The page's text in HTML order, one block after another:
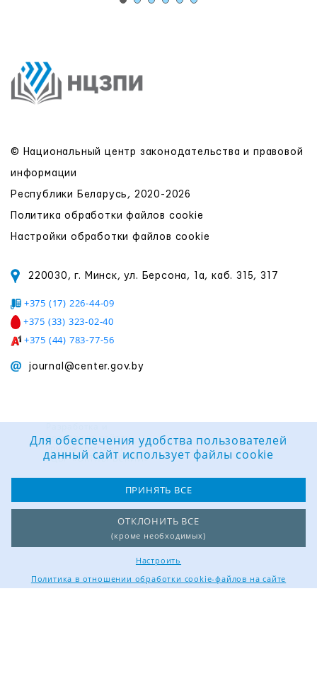
© Национальный центр законодательства и правовой
информации
Республики Беларусь, 2020-2026
Политика обработки файлов cookie
Настройки обработки файлов cookie
220030, г. Минск, ул. Берсона, 1а, каб. 315, 317
+375 (17) 226-44-09
+375 (33) 323-02-40
+375 (44) 783-77-56
journal@center.gov.by
поддержка сайта:
Группа компаний
«ЦВР «ОКТЯБРЬСКИЙ»
Для обеспечения удобства пользователей
данный сайт использует файлы cookie
ПРИНЯТЬ ВСЕ
ОТКЛОНИТЬ ВСЕ
(кроме необходимых)
Настроить
Политика в отношении обработки cookie-файлов на сайте